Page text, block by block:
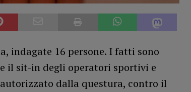
indagate 16 persone. I fatti sono
il sit-in degli operatori sportivi e
dalla questura, contro il